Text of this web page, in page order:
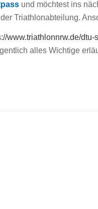
und möchtest ins
Triathlonabteilung.
www.triathlonnrw.de/dtu-
alles Wichtige